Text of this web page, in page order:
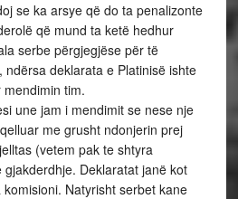
se ka arsye që do ta penalizonte
që mund ta ketë hedhur
serbe përgjegjëse për të
deklarata e Platinisë ishte
tim.
une jam i mendimit se nese nje
me grusht ndonjerin prej
(vetem pak te shtyra
Deklaratat janë kot
Natyrisht serbet kane